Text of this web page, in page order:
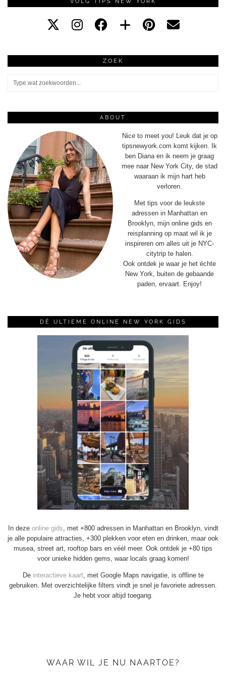
VOLG TIPS NEW YORK
ZOEK
ABOUT
Nice to meet you! Leuk dat je op
tipsnewyork.com komt kijken. Ik
ben Diana en ik neem je graag
mee naar New York City, de stad
waaraan ik mijn hart heb
verloren.
Met tips voor de leukste
adressen in Manhattan en
Brooklyn, mijn online gids en
reisplanning op maat wil ik je
inspireren om alles uit je NYC-
citytrip te halen.
Ook ontdek je waar je het échte
New York, buiten de gebaande
paden, ervaart. Enjoy!
DÉ ULTIEME ONLINE NEW YORK GIDS
In deze online gids , met +800 adressen in Manhattan en Brooklyn, vindt
je alle populaire attracties, +300 plekken voor eten en drinken, maar ook
musea, street art, rooftop bars en véél meer. Ook ontdek je +80 tips
voor unieke hidden gems, waar locals graag komen!
De interactieve kaart, met Google Maps navigatie, is offline te
gebruiken. Met overzichtelijke filters vindt je snel je favoriete adressen.
Je hebt voor altijd toegang.
WAAR WIL JE NU NAARTOE?